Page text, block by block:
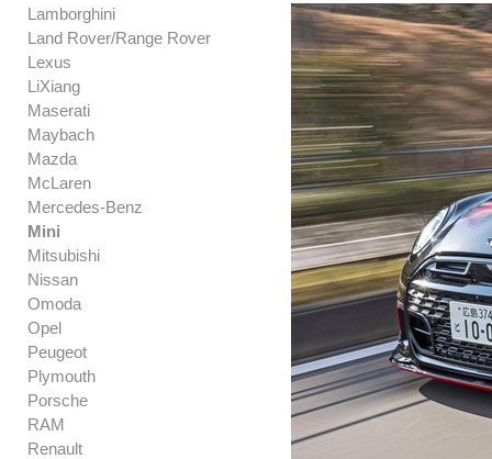
Lamborghini
Land Rover/Range Rover
Lexus
LiXiang
Maserati
Maybach
Mazda
McLaren
Mercedes-Benz
Mini
Mitsubishi
Nissan
Omoda
Opel
Peugeot
Plymouth
Porsche
RAM
Renault